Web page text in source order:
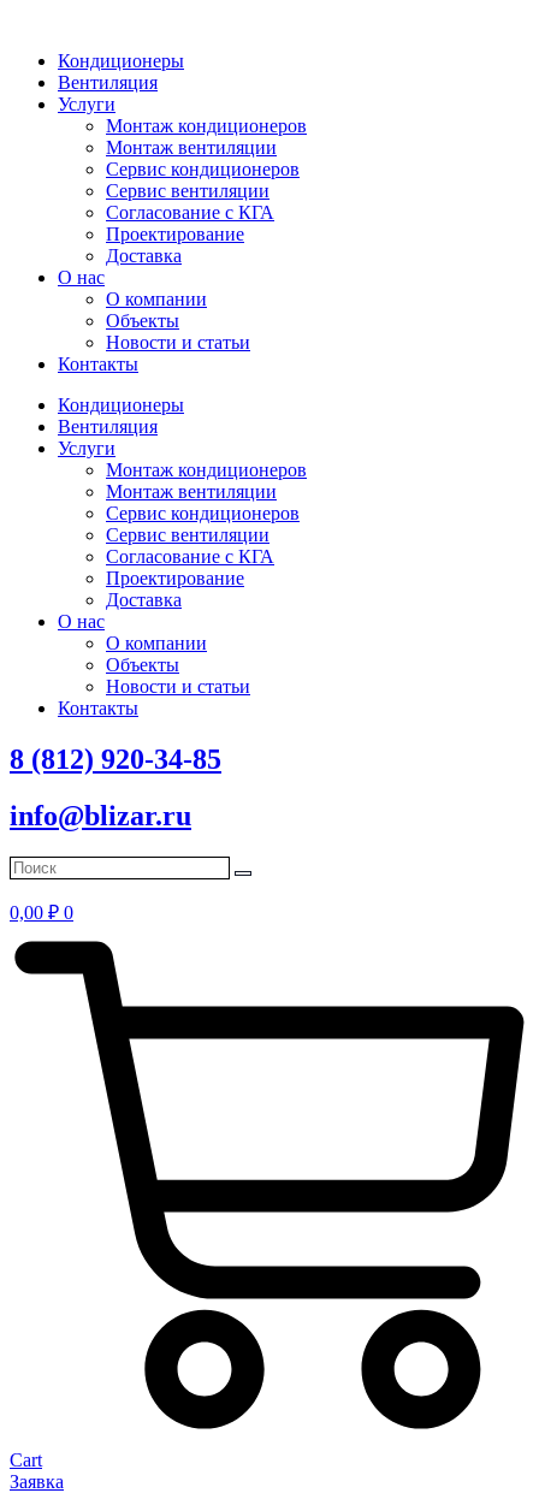
Кондиционеры
Вентиляция
Услуги
Монтаж кондиционеров
Монтаж вентиляции
Сервис кондиционеров
Сервис вентиляции
Согласование с КГА
Проектирование
Доставка
О нас
О компании
Объекты
Новости и статьи
Контакты
Кондиционеры
Вентиляция
Услуги
Монтаж кондиционеров
Монтаж вентиляции
Сервис кондиционеров
Сервис вентиляции
Согласование с КГА
Проектирование
Доставка
О нас
О компании
Объекты
Новости и статьи
Контакты
8 (812) 920-34-85
info@blizar.ru
0,00 ₽ 0
Cart
Заявка